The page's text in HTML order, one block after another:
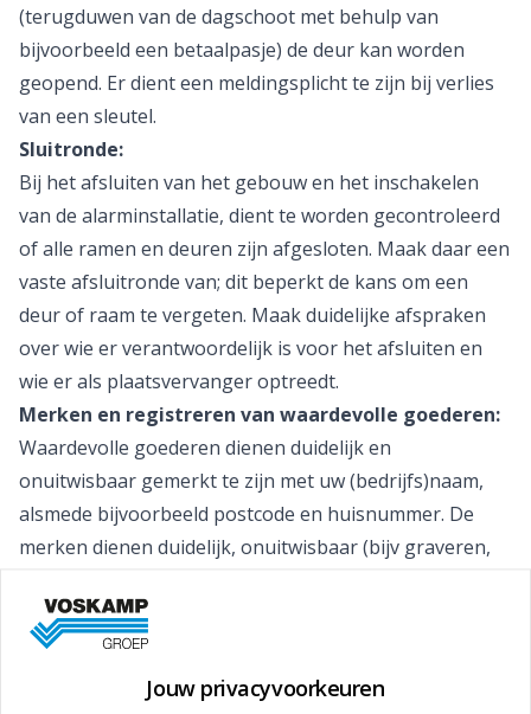
(terugduwen van de dagschoot met behulp van
bijvoorbeeld een betaalpasje) de deur kan worden
geopend. Er dient een meldingsplicht te zijn bij verlies
van een sleutel.
Sluitronde:
Bij het afsluiten van het gebouw en het inschakelen
van de alarminstallatie, dient te worden gecontroleerd
of alle ramen en deuren zijn afgesloten. Maak daar een
vaste afsluitronde van; dit beperkt de kans om een
deur of raam te vergeten. Maak duidelijke afspraken
over wie er verantwoordelijk is voor het afsluiten en
wie er als plaatsvervanger optreedt.
Merken en registreren van waardevolle goederen:
Waardevolle goederen dienen duidelijk en
onuitwisbaar gemerkt te zijn met uw (bedrijfs)naam,
alsmede bijvoorbeeld postcode en huisnummer. De
merken dienen duidelijk, onuitwisbaar (bijv graveren,
plaats en niet eenvoudig wegneembaar deel van het
waardevolle goed te zijn aangebracht. Maak
eventueel foto’s. Na een diefstal kan dit nuttig zijn voor
Jouw privacyvoorkeuren